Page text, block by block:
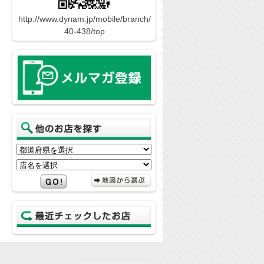
http://www.dynam.jp/mobile/branch/
40-438/top